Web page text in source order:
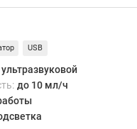
USB
до 10 мл/ч